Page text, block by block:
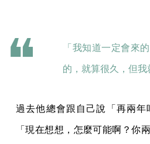
「我知道一定會來
的，就算很久，但我
過去他總會跟自己說「再兩年
「現在想想，怎麼可能啊？你